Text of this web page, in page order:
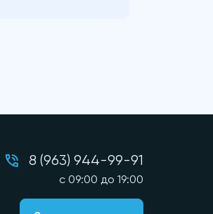
8 (963) 944-99-91
c 09:00 до 19:00